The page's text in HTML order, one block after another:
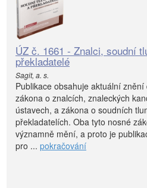
ÚZ č. 1661 - Znalci, soudní
překladatelé
Sagit, a. s.
Publikace obsahuje aktuální
zákona o znalcích, znaleckých
ústavech, a zákona o soudních
překladatelích. Oba tyto nosné
významně mění, a proto je
pro ... pokračování